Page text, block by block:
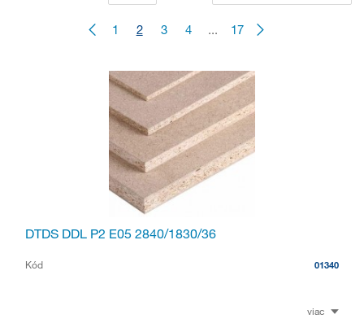
1 2 3 4 ... 17
DTDS DDL P2 E05 2840/1830/36
Kód 01340
viac